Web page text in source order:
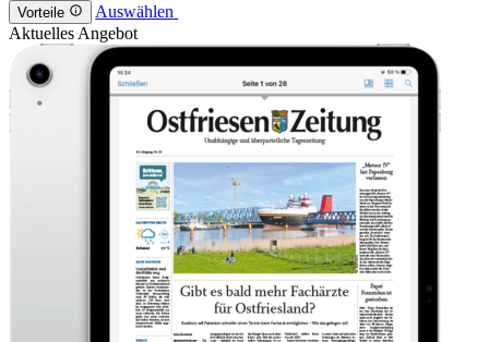
Vorteile
Auswählen
Aktuelles Angebot